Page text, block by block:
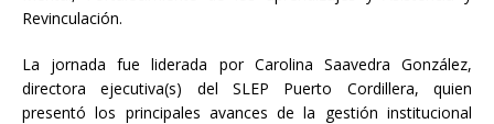
Revinculación.
La jornada fue liderada por Carolina Saavedra González,
directora ejecutiva(s) del SLEP Puerto Cordillera, quien
presentó los principales avances de la gestión institucional